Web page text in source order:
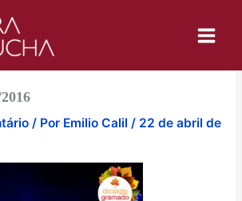
/ Por Emilio Calil / 22 de abril de